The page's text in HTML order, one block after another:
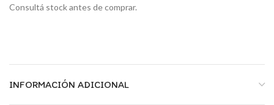
Consultá stock antes de comprar.
INFORMACIÓN ADICIONAL